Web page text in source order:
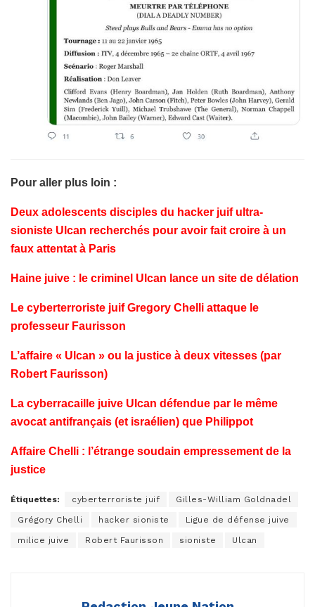
Pour aller plus loin :
Deux adolescents disciples du hacker juif ultra-
sioniste Ulcan recherchés pour avoir fait croire à un
faux attentat à Paris
Haine juive : le criminel Ulcan lance un site de délation
Le cyberterroriste juif Gregory Chelli attaque le
professeur Faurisson
L’affaire « Ulcan » ou la justice à deux vitesses (par
Robert Faurisson)
La cyberracaille juive Ulcan défendue par le même
avocat antifrançais (et israélien) que Philippot
Affaire Chelli : l’étrange soudain empressement de la
justice
Étiquettes: cyberterroriste juif Gilles-William Goldnadel
Grégory Chelli hacker sioniste Ligue de défense juive
milice juive Robert Faurisson sioniste Ulcan